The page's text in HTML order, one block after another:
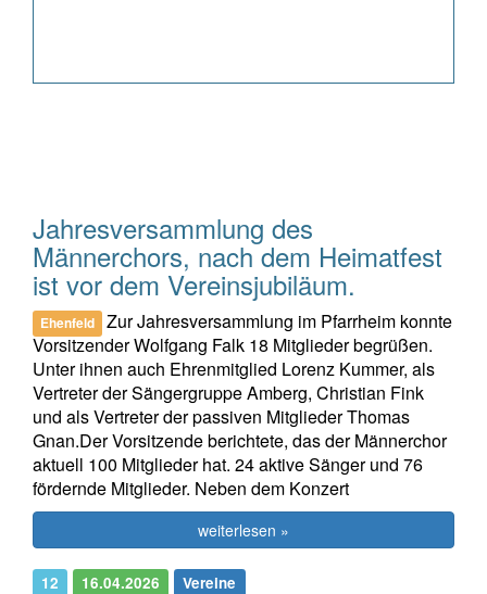
Jahresversammlung des
Männerchors, nach dem Heimatfest
ist vor dem Vereinsjubiläum.
Ehenfeld
Zur Jahresversammlung im Pfarrheim konnte
Vorsitzender Wolfgang Falk 18 Mitglieder begrüßen.
Unter ihnen auch Ehrenmitglied Lorenz Kummer, als
Vertreter der Sängergruppe Amberg, Christian Fink
und als Vertreter der passiven Mitglieder Thomas
Gnan.Der Vorsitzende berichtete, das der Männerchor
aktuell 100 Mitglieder hat. 24 aktive Sänger und 76
fördernde Mitglieder. Neben dem Konzert
weiterlesen »
12 16.04.2026 Vereine